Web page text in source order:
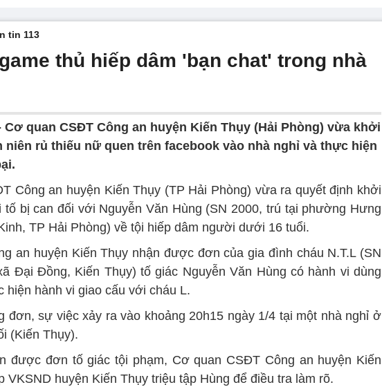
tin 113
thủ hiếp dâm 'bạn chat' trong nhà
Cơ quan CSĐT Công an huyện Kiến Thụy (Hải Phòng) vừa khởi
niên rủ thiếu nữ quen trên facebook vào nhà nghỉ và thực hiện
Công an huyện Kiến Thụy (TP Hải Phòng) vừa ra quyết định khởi
tố bị can đối với Nguyễn Văn Hùng (SN 2000, trú tại phường Hưng
TP Hải Phòng) về tội hiếp dâm người dưới 16 tuổi.
an huyện Kiến Thụy nhận được đơn của gia đình cháu N.T.L (SN
Đại Đồng, Kiến Thụy) tố giác Nguyễn Văn Hùng có hành vi dùng
hiện hành vi giao cấu với cháu L.
đơn, sự việc xảy ra vào khoảng 20h15 ngày 1/4 tại một nhà nghỉ ở
(Kiến Thụy).
được đơn tố giác tội phạm, Cơ quan CSĐT Công an huyện Kiến
VKSND huyện Kiến Thụy triệu tập Hùng để điều tra làm rõ.